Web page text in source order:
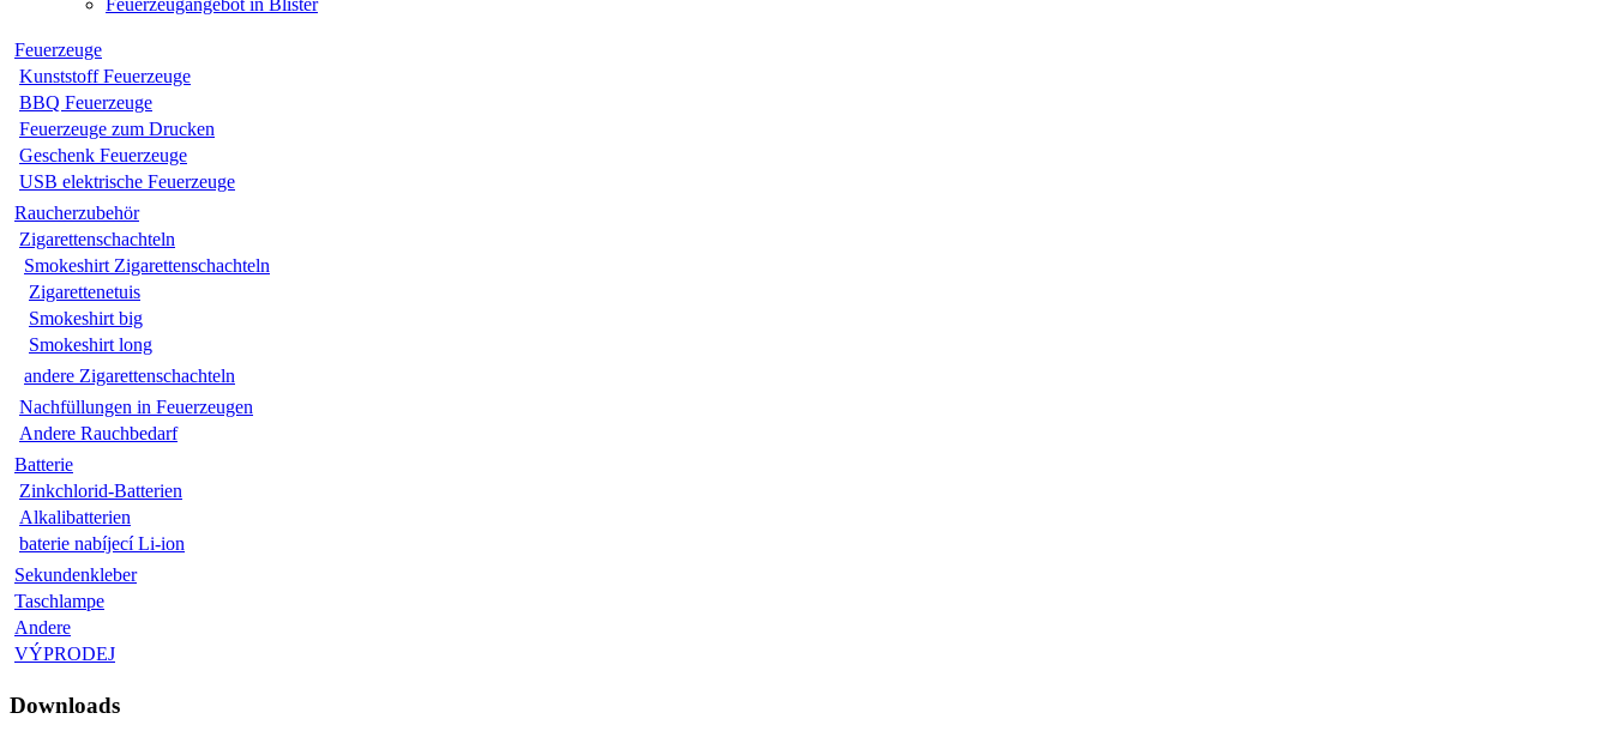
Feuerzeugangebot in Blister
Feuerzeuge
Kunststoff Feuerzeuge
BBQ Feuerzeuge
Feuerzeuge zum Drucken
Geschenk Feuerzeuge
USB elektrische Feuerzeuge
Raucherzubehör
Zigarettenschachteln
Smokeshirt Zigarettenschachteln
Zigarettenetuis
Smokeshirt big
Smokeshirt long
andere Zigarettenschachteln
Nachfüllungen in Feuerzeugen
Andere Rauchbedarf
Batterie
Zinkchlorid-Batterien
Alkalibatterien
baterie nabíjecí Li-ion
Sekundenkleber
Taschlampe
Andere
VÝPRODEJ
Downloads